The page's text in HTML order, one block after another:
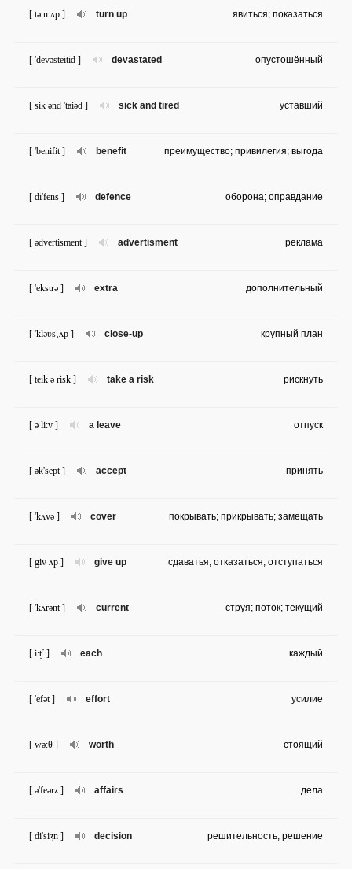
turn up
[ tə:n ʌp ] явиться; показаться
devastated
[ 'devəsteitid ] опустошённый
sick and tired
[ sik ənd 'taiəd ] уставший
benefit
[ 'benifit ] преимущество; привилегия; выгода
defence
[ di'fens ] оборона; оправдание
advertisment
[ ədvertisment ] реклама
extra
[ 'ekstrə ] дополнительный
close-up
[ 'kləʋs‚ʌp ] крупный план
take a risk
[ teik ə risk ] рискнуть
a leave
[ ə li:v ] отпуск
accept
[ ək'sept ] принять
cover
[ 'kʌvə ] покрывать; прикрывать; замещать
give up
[ giv ʌp ] сдаватья; отказаться; отступаться
current
[ 'kʌrənt ] струя; поток; текущий
each
[ i:ʧ ] каждый
effort
[ 'efət ] усилие
worth
[ wə:θ ] стоящий
affairs
[ ə'feərz ] дела
decision
[ di'siʒn ] решительность; решение